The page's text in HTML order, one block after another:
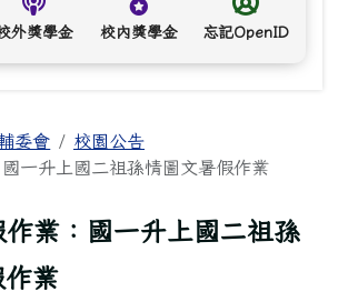
外獎學金 校內獎學金 忘記OpenID
委會
校園公告
一升上國二祖孫情圖文暑假作業
作業：國一升上國二祖孫
作業